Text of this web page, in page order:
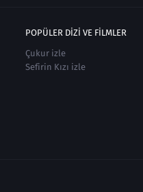
POPÜLER DIZI VE FILMLER
Çukur izle
Sefirin Kızı izle